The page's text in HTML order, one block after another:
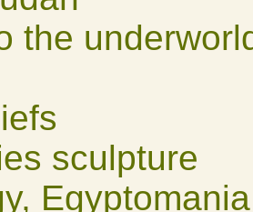
the
sculpture
Egyptomania